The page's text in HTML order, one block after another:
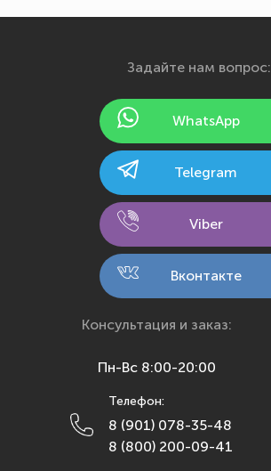
Екатеринбург
Йошкар-Ола
Калининград
Кемерово
Кострома
Краснодар
Красноярск
Махачкала
Москва
Задайте нам вопрос:
WhatsApp
Telegram
Viber
Вконтакте
Консультация и заказ:
Пн-Вс 8:00-20:00
Телефон:
8 (901) 078-35-48
8 (800) 200-09-41